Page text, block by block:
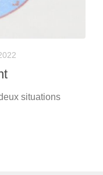
situations